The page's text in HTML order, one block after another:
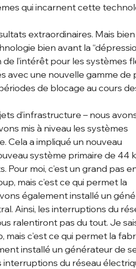
qui incarnent cette
extraordinaires. Mais bien
bien avant la
de l’intérêt pour les systèmes
avec une nouvelle gamme de
de blocage au cours
d’infrastructure – nous
mis à niveau les systèmes
Cela a impliqué un nouveau
système primaire de 44
moi, c’est un grand pas
mais c’est ce qui permet la
également installé un
Ainsi, les interruptions du
ralentiront pas du tout. Je
c’est ce qui permet la
installé un générateur de
interruptions du réseau